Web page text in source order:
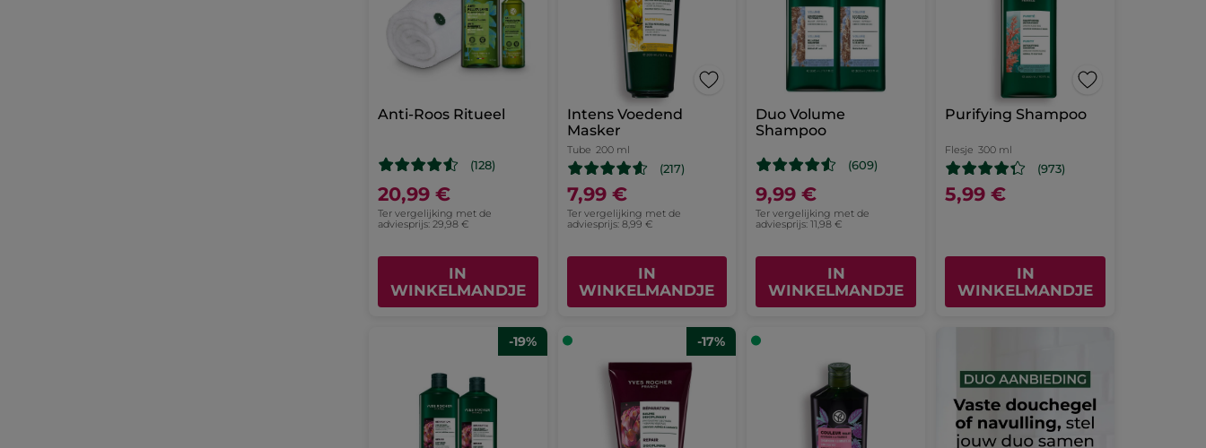
Anti-Roos Ritueel
(128)
20,99 €
Ter vergelijking met de
adviesprijs: 29,98 €
IN
WINKELMANDJE
Intens Voedend
Masker
Tube 200 ml
(217)
7,99 €
Ter vergelijking met de
adviesprijs: 8,99 €
IN
WINKELMANDJE
Duo Volume
Shampoo
(609)
9,99 €
Ter vergelijking met de
adviesprijs: 11,98 €
IN
WINKELMANDJE
Purifying Shampoo
Flesje 300 ml
(973)
5,99 €
IN
WINKELMANDJE
-19% -17%